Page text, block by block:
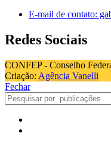
E-mail de contato:
Redes Sociais
CONFEP - Conselho
Criação: Agência Vanelli
Fechar